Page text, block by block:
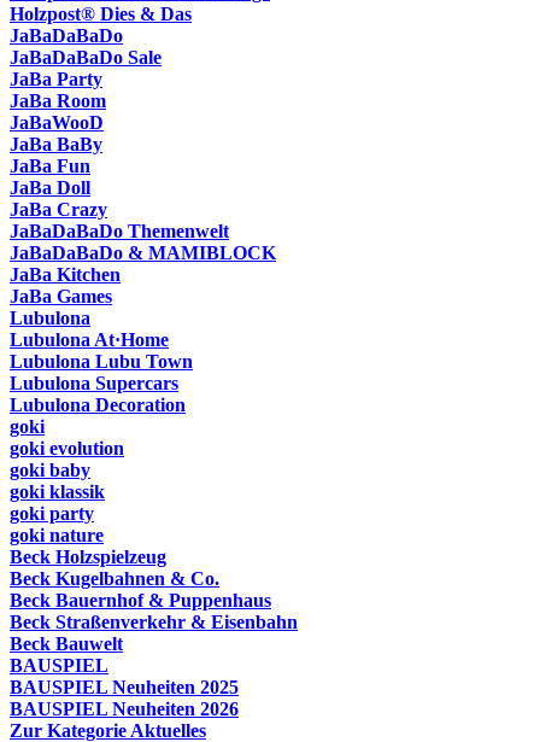
Holzpost® Dies & Das
JaBaDaBaDo
JaBaDaBaDo Sale
JaBa Party
JaBa Room
JaBaWooD
JaBa BaBy
JaBa Fun
JaBa Doll
JaBa Crazy
JaBaDaBaDo Themenwelt
JaBaDaBaDo & MAMIBLOCK
JaBa Kitchen
JaBa Games
Lubulona
Lubulona At·Home
Lubulona Lubu Town
Lubulona Supercars
Lubulona Decoration
goki
goki evolution
goki baby
goki klassik
goki party
goki nature
Beck Holzspielzeug
Beck Kugelbahnen & Co.
Beck Bauernhof & Puppenhaus
Beck Straßenverkehr & Eisenbahn
Beck Bauwelt
BAUSPIEL
BAUSPIEL Neuheiten 2025
BAUSPIEL Neuheiten 2026
Zur Kategorie Aktuelles